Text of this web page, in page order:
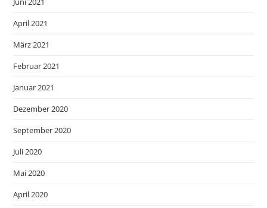
April 2021
März 2021
Februar 2021
Januar 2021
Dezember 2020
September 2020
Juli 2020
Mai 2020
April 2020